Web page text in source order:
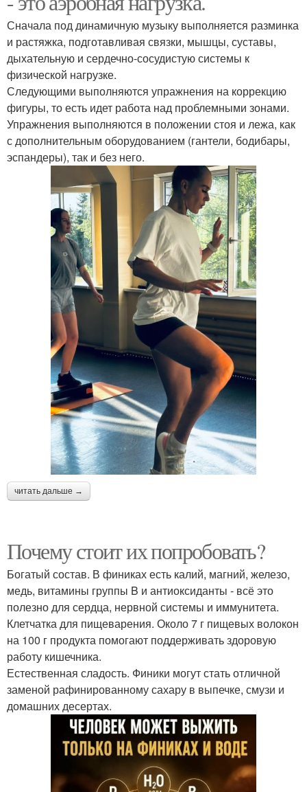
Сначала под динамичную музыку выполняется разминка
и растяжка, подготавливая связки, мышцы, суставы,
дыхательную и сердечно-сосудистую системы к
физической нагрузке.
Следующими выполняются упражнения на коррекцию
фигуры, то есть идет работа над проблемными зонами.
Упражнения выполняются в положении стоя и лежа, как
с дополнительным оборудованием (гантели, бодибары,
эспандеры), так и без него.
читать дальше →
Почему стоит их попробовать?
Богатый состав. В финиках есть калий, магний, железо,
медь, витамины группы B и антиоксиданты - всё это
полезно для сердца, нервной системы и иммунитета.
Клетчатка для пищеварения. Около 7 г пищевых волокон
на 100 г продукта помогают поддерживать здоровую
работу кишечника.
Естественная сладость. Финики могут стать отличной
заменой рафинированному сахару в выпечке, смузи и
домашних десертах.